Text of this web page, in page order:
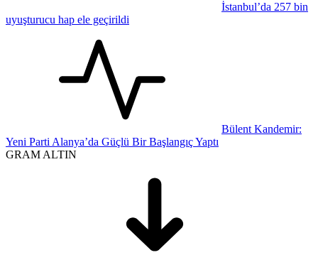
İstanbul’da 257 bin
uyuşturucu hap ele geçirildi
Bülent Kandemir:
Yeni Parti Alanya’da Güçlü Bir Başlangıç Yaptı
GRAM ALTIN